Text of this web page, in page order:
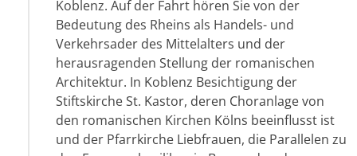
Koblenz. Auf der Fahrt hören Sie von der
Bedeutung des Rheins als Handels- und
Verkehrsader des Mittelalters und der
herausragenden Stellung der romanischen
Architektur. In Koblenz Besichtigung der
Stiftskirche St. Kastor, deren Choranlage von
den romanischen Kirchen Kölns beeinflusst ist
und der Pfarrkirche Liebfrauen, die Parallelen zu